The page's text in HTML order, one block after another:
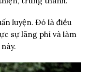
luyện. Đó là điều
sự lãng phí và làm